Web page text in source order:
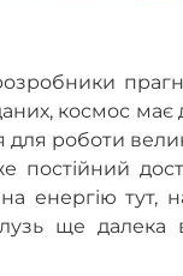
космос має
роботи
постійний
енергію тут,
ще